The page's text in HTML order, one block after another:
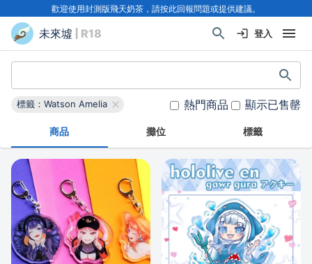
歡迎使用封測版飛天奶茶，請按此回報問題或提供建議。
未來墟 | R18 登入
標籤：Watson Amelia 熱門商品 顯示已售罄
商品 攤位 標籤